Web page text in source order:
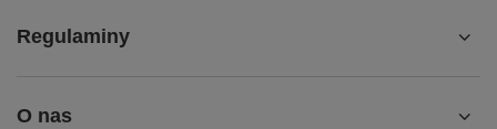
Regulaminy
O nas